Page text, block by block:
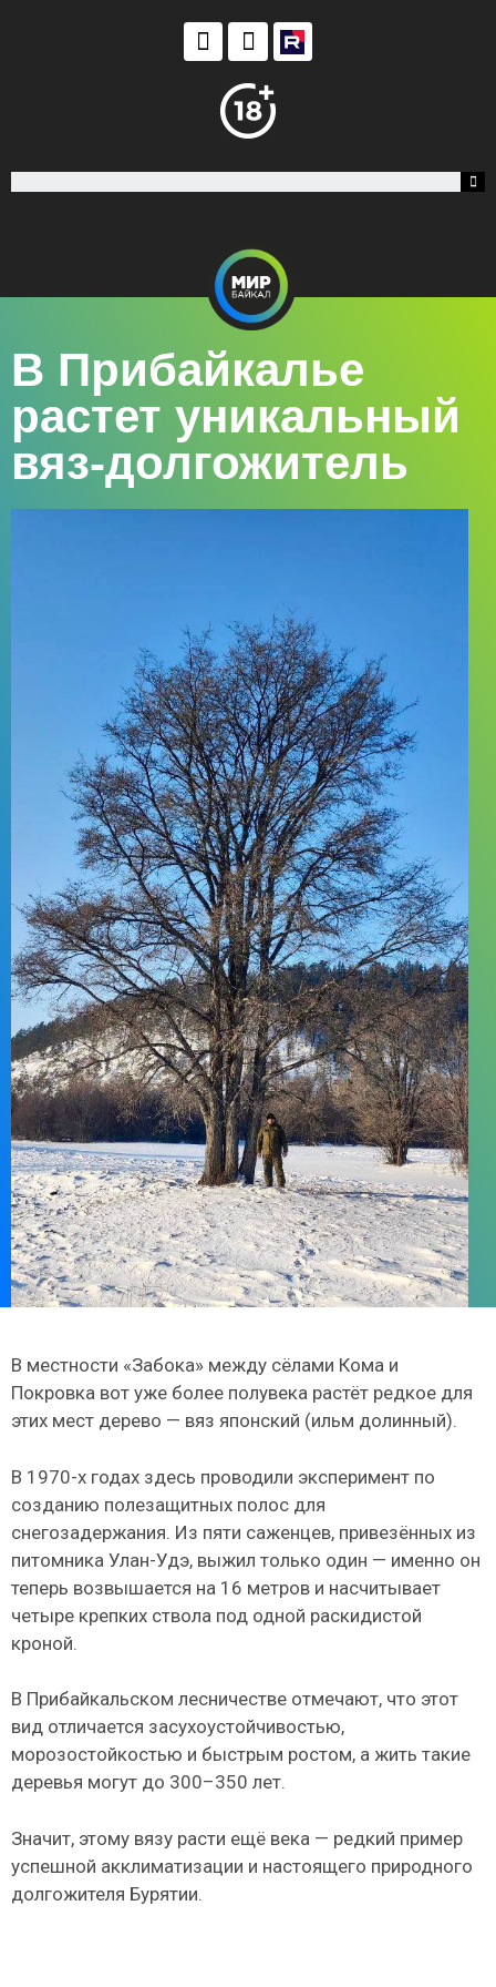
В Прибайкалье
растет уникальный
вяз-долгожитель
В местности «Забока» между сёлами Кома и
Покровка вот уже более полувека растёт редкое для
этих мест дерево — вяз японский (ильм долинный).
В 1970-х годах здесь проводили эксперимент по
созданию полезащитных полос для
снегозадержания. Из пяти саженцев, привезённых из
питомника Улан-Удэ, выжил только один — именно он
теперь возвышается на 16 метров и насчитывает
четыре крепких ствола под одной раскидистой
кроной.
В Прибайкальском лесничестве отмечают, что этот
вид отличается засухоустойчивостью,
морозостойкостью и быстрым ростом, а жить такие
деревья могут до 300–350 лет.
Значит, этому вязу расти ещё века — редкий пример
успешной акклиматизации и настоящего природного
долгожителя Бурятии.